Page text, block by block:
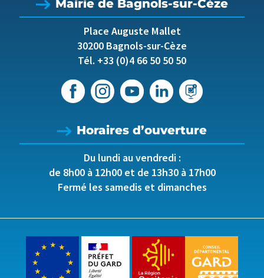
Mairie de Bagnols-sur-Cèze
Place Auguste Mallet
30200 Bagnols-sur-Cèze
Tél. +33 (0)4 66 50 50 50
Horaires d’ouverture
Du lundi au vendredi :
de 8h00 à 12h00 et de 13h30 à 17h00
Fermé les samedis et dimanches